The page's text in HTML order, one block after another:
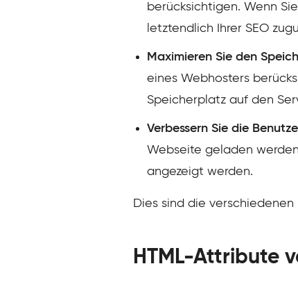
berücksichtigen. Wenn
letztendlich Ihrer SEO
Maximieren Sie den
eines Webhosters
Speicherplatz auf den
Verbessern Sie die
Webseite geladen
angezeigt werden.
Dies sind die
HTML-Attribute